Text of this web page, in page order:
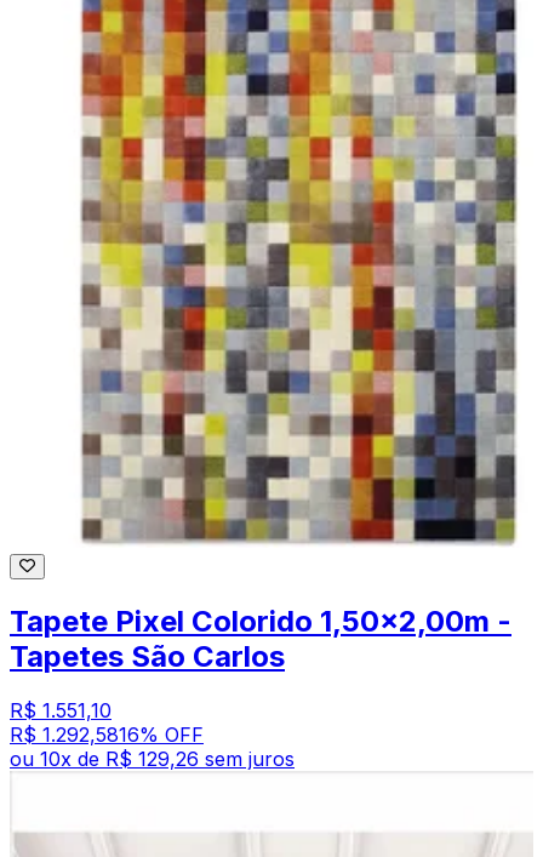
Tapete Pixel Colorido 1,50x2,00m -
Tapetes São Carlos
R$ 1.551,10
R$ 1.292,5816% OFF
ou 10x de R$ 129,26 sem juros